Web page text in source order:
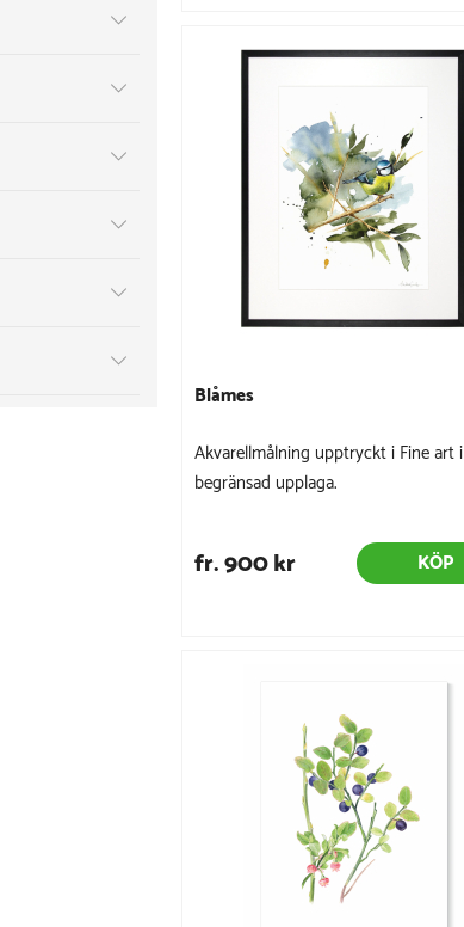
Blåmes
Akvarellmålning upptryckt i Fine art i
begränsad upplaga.
fr. 900 kr KÖP